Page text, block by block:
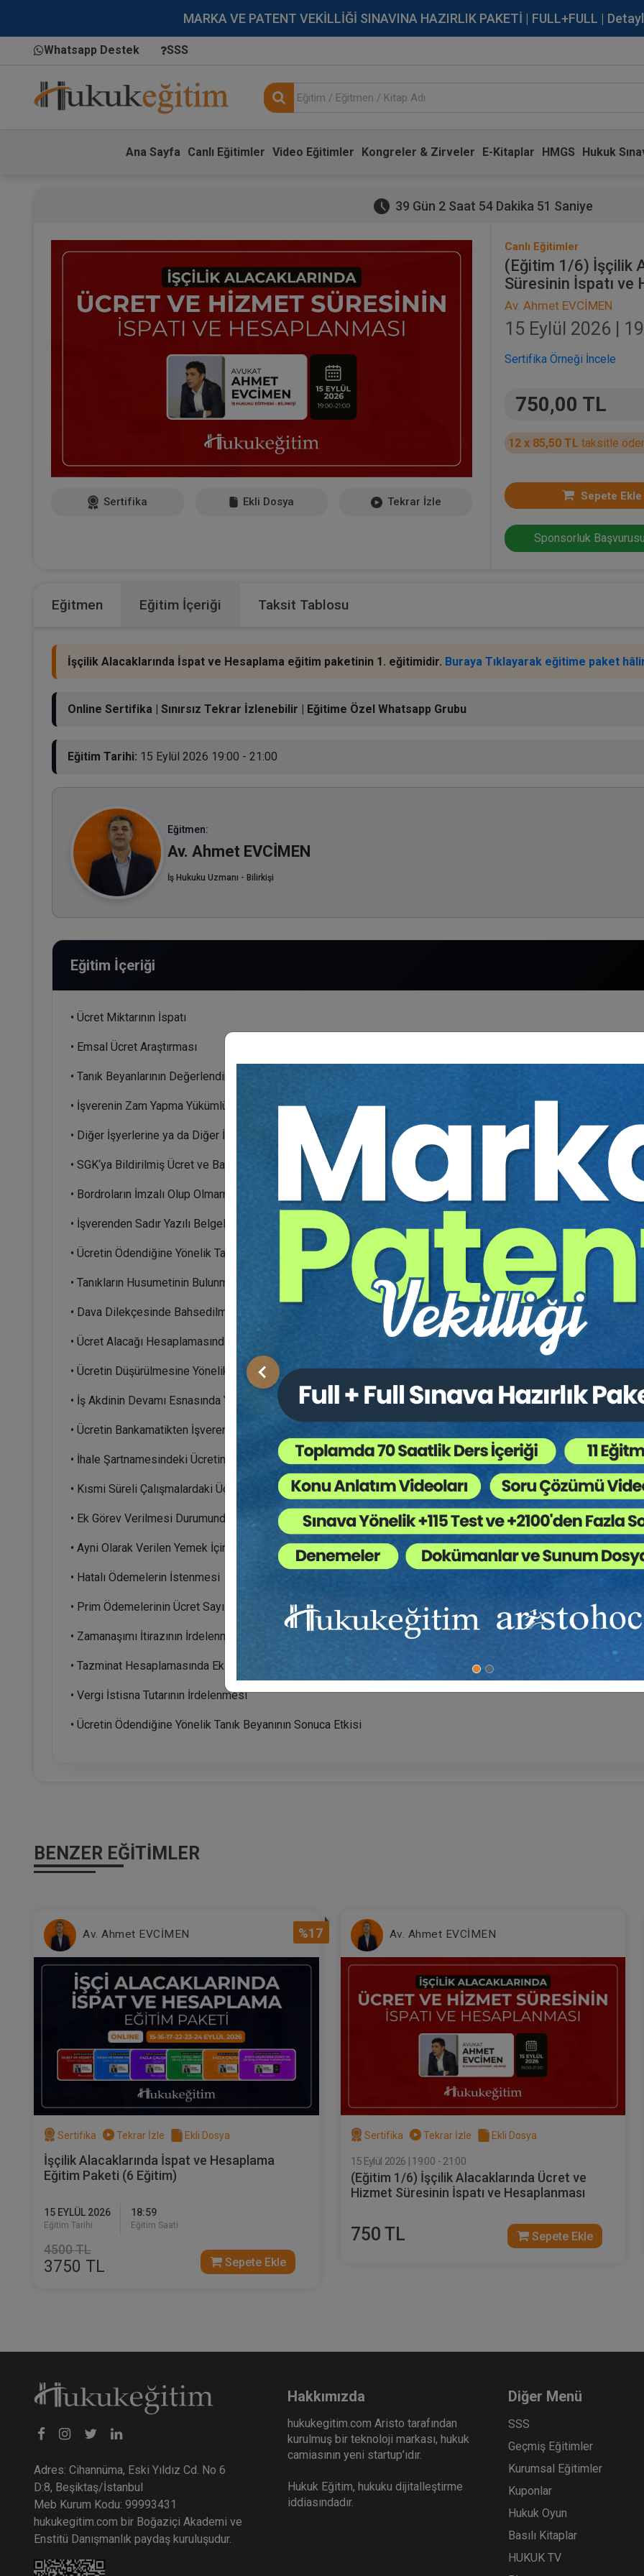
MARKA VE PATENT VEKİLLİĞİ SINAVINA HAZIRLIK PAKETİ | FULL+FULL |
Whatsapp Destek SSS
Ana Sayfa Canlı Eğitimler Video Eğitimler Kongreler & Zirveler E-Kitaplar HMGS Hukuk
Önceki
39 Gün 2 Saat 54 Dakika 50 Saniye
Sertifika Ekli Dosya Tekrar İzle
Canlı Eğitimler
(Eğitim 1/6) İşçilik
Süresinin İspatı ve
Av. Ahmet EVCİMEN
15 Eylül 2026 |
Sertifika Örneği İncele
750,00 TL
12 x 85,50 TL taksitle
Sepete Ekle
Sponsorluk
Eğitmen Eğitim İçeriği Taksit Tablosu
İşçilik Alacaklarında İspat ve Hesaplama eğitim paketinin 1. eğitimidir. Buraya Tıklayarak eğitime paket
Online Sertifika | Sınırsız Tekrar İzlenebilir | Eğitime Özel Whatsapp Grubu
Eğitim Tarihi: 15 Eylül 2026 19:00 - 21:00
Eğitmen:
Av. Ahmet EVCİMEN
İş Hukuku Uzmanı - Bilirkişi
Eğitim İçeriği
• Ücret Miktarının İspatı
• Emsal Ücret Araştırması
• Tanık Beyanlarının Değerlendirilmesi
• İşverenin Zam Yapma Yükümlülüğünün Bulunmaması
• Diğer İşyerlerine ya da Diğer İşçilere Kıyasla Düşük Ücret Verilmesi Durumu
• SGK‘ya Bildirilmiş Ücret ve Banka Kayıtlarının Sonuca Etkisi
• Bordroların İmzalı Olup Olmaması
• İşverenden Sadır Yazılı Belgeler
• Ücretin Ödendiğine Yönelik Tanık Beyanları
• Tanıkların Husumetinin Bulunması
• Dava Dilekçesinde Bahsedilmeyen Sosyal İmkanların Eklenip Eklenmeyeceği
• Ücret Alacağı Hesaplamasında Hakkaniyet İndirimi Yapılamayacağı
• Ücretin Düşürülmesine Yönelik Yazılı Muvafakat
• İş Akdinin Devamı Esnasında Yeni Sözleşme İmzalanmasının Ücrete Etkisi
• Ücretin Bankamatikten İşveren Tarafından Alındığı İddiaları
• İhale Şartnamesindeki Ücretin Ödenmemesi
• Kısmi Süreli Çalışmalardaki Ücret
• Ek Görev Verilmesi Durumunda Ayrıca Ücrete Hak Kazanma
• Ayni Olarak Verilen Yemek İçin Ücret Kesintisi Yapılması
• Hatalı Ödemelerin İstenmesi
• Prim Ödemelerinin Ücret Sayılıp Sayılmayacağı; Fazla Çalışma ve UBGT Hesabına Etkisi
• Zamanaşımı İtirazının İrdelenmesi
• Tazminat Hesaplamasında Eklenmesi Gereken Ücretler (Yol, Yemek, Barınma, Yakacak Yardımı, İkramiye, Prim vb.)
• Vergi İstisna Tutarının İrdelenmesi
• Ücretin Ödendiğine Yönelik Tanık Beyanının Sonuca Etkisi
BENZER EĞITIMLER
%17
Av. Ahmet EVCİMEN
Sertifika Tekrar İzle Ekli Dosya
İşçilik Alacaklarında İspat ve Hesaplama
Eğitim Paketi (6 Eğitim)
15 EYLÜL 2026
Eğitim Tarihi
18:59
Eğitim Saati
4500 TL
3750 TL Sepete Ekle
Av. Ahmet EVCİMEN
Sertifika Tekrar İzle Ekli Dosya
15 Eylül 2026 | 19:00 - 21:00
(Eğitim 1/6) İşçilik Alacaklarında Ücret ve
Hizmet Süresinin İspatı ve Hesaplanması
750 TL Sepete Ekle
Adres: Cihannüma, Eski Yıldız Cd. No 6
D:8, Beşiktaş/İstanbul
Meb Kurum Kodu: 99993431
hukukegitim.com bir Boğaziçi Akademi ve
Enstitü Danışmanlık paydaş kuruluşudur.
Hakkımızda
hukukegitim.com Aristo tarafından
kurulmuş bir teknoloji markası, hukuk
camiasının yeni startup’ıdır.
Hukuk Eğitim, hukuku dijitalleştirme
iddiasındadır.
Diğer Menü
SSS
Geçmiş Eğitimler
Kurumsal Eğitimler
Kuponlar
Hukuk Oyun
Basılı Kitaplar
HUKUK TV